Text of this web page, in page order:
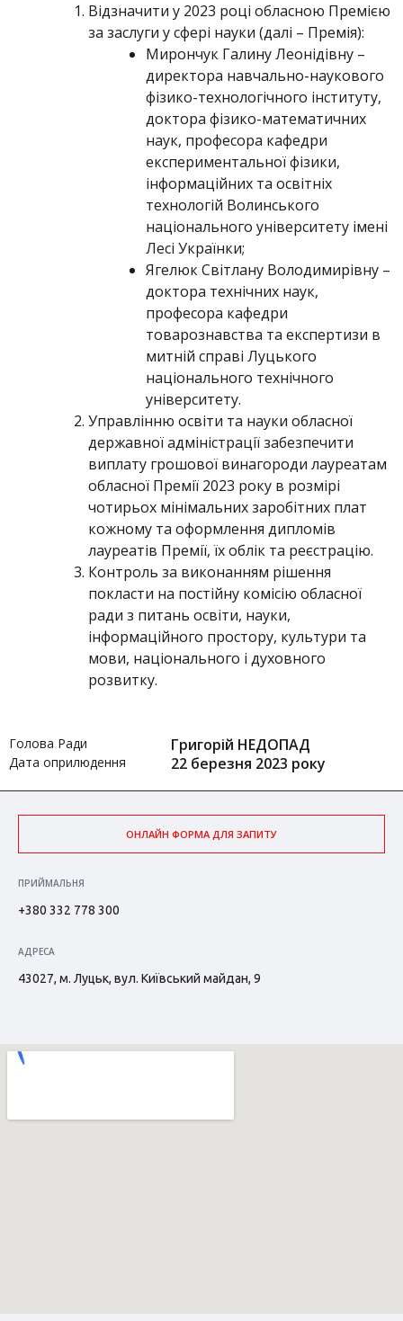
Відзначити у 2023 році обласною Премією
за заслуги у сфері науки (далі – Премія):
Мирончук Галину Леонідівну –
директора навчально-наукового
фізико-технологічного інституту,
доктора фізико-математичних
наук, професора кафедри
експериментальної фізики,
інформаційних та освітніх
технологій Волинського
національного університету імені
Лесі Українки;
Ягелюк Світлану Володимирівну –
доктора технічних наук,
професора кафедри
товарознавства та експертизи в
митній справі Луцького
національного технічного
університету.
Управлінню освіти та науки обласної
державної адміністрації забезпечити
виплату грошової винагороди лауреатам
обласної Премії 2023 року в розмірі
чотирьох мінімальних заробітних плат
кожному та оформлення дипломів
лауреатів Премії, їх облік та реєстрацію.
Контроль за виконанням рішення
покласти на постійну комісію обласної
ради з питань освіти, науки,
інформаційного простору, культури та
мови, національного і духовного
розвитку.
Голова Ради Григорій НЕДОПАД
Дата оприлюдення 22 березня 2023 року
ОНЛАЙН ФОРМА ДЛЯ ЗАПИТУ
ПРИЙМАЛЬНЯ
+380 332 778 300
АДРЕСА
43027, м. Луцьк, вул. Київський майдан, 9